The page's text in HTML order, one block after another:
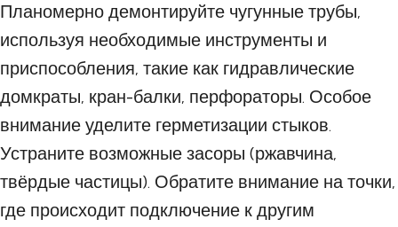
Планомерно демонтируйте чугунные трубы,
используя необходимые инструменты и
приспособления, такие как гидравлические
домкраты, кран-балки, перфораторы. Особое
внимание уделите герметизации стыков.
Устраните возможные засоры (ржавчина,
твёрдые частицы). Обратите внимание на точки,
где происходит подключение к другим